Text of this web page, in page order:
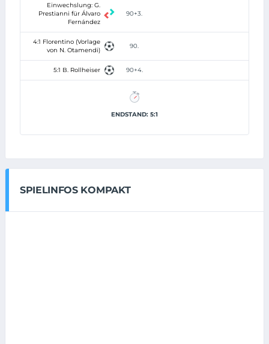
Einwechslung: G.
Prestianni für Álvaro
Fernández
90+3.
4:1 Florentino (Vorlage
von N. Otamendi)
90.
5:1 B. Rollheiser 90+4.
ENDSTAND: 5:1
SPIELINFOS KOMPAKT